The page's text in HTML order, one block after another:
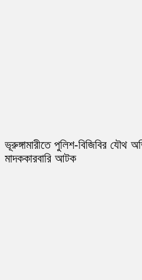
ভূরুঙ্গামারীতে পুলিশ-বিজিবির যৌথ
মাদককারবারি আটক